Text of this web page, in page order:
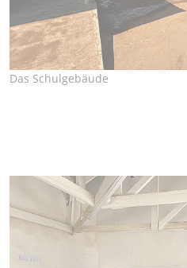
Das Schulgebäude